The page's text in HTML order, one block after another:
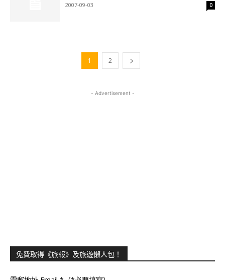
2007-09-03 0
1 2
- Advertisement -
免費取得《旅報》及旅遊懶人包！